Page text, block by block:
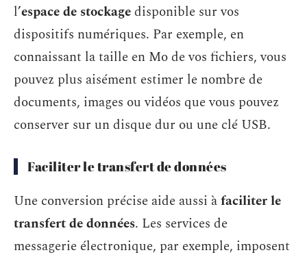
l’espace de stockagedisponible sur vos
dispositifs numériques. Par exemple, en
connaissant la taille en Mo de vos fichiers, vous
pouvez plus aisément estimer le nombre de
documents, images ou vidéos que vous pouvez
conserver sur un disque dur ou une clé USB.
Faciliter le transfert de données
Une conversion précise aide aussi àfaciliter le
transfert de données. Les services de
messagerie électronique, par exemple, imposent